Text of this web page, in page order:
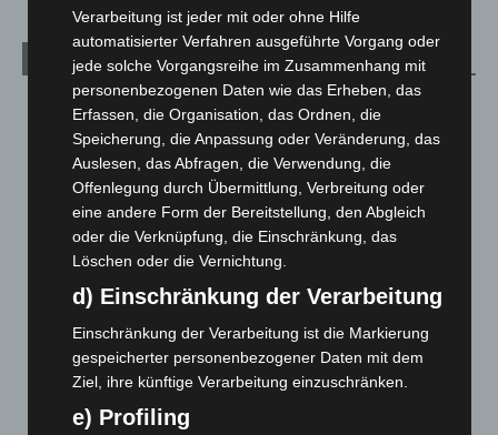
Aktuelle Beiträge
Niedersachsen: Feuerwehrkräfte kehren nach
Waldbrandeinsatz aus Spanien zurück
7. August 2026
Hannover: Erste Tigermücken-Population in Niedersachsen
entdeckt
7. August 2026
Brand im „Haus der Begegnung“ in Neuwarmbüchen schnell
eingedämmt
6. August 2026
Region Hannover: 21 neue Notfallsanitäter starten beim
5. August 2026
Verarbeitung ist jeder mit oder ohne Hilfe
automatisierter Verfahren ausgeführte Vorgang oder
jede solche Vorgangsreihe im Zusammenhang mit
personenbezogenen Daten wie das Erheben, das
Erfassen, die Organisation, das Ordnen, die
Speicherung, die Anpassung oder Veränderung, das
Auslesen, das Abfragen, die Verwendung, die
Offenlegung durch Übermittlung, Verbreitung oder
eine andere Form der Bereitstellung, den Abgleich
oder die Verknüpfung, die Einschränkung, das
Löschen oder die Vernichtung.
d) Einschränkung der Verarbeitung
Einschränkung der Verarbeitung ist die Markierung
gespeicherter personenbezogener Daten mit dem
Ziel, ihre künftige Verarbeitung einzuschränken.
e) Profiling